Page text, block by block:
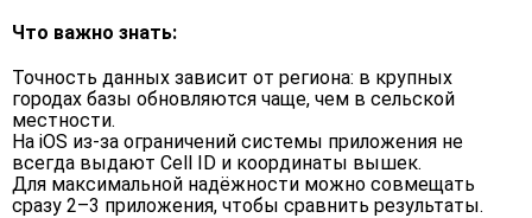
Что важно знать:
Точность данных зависит от региона: в крупных
городах базы обновляются чаще, чем в сельской
местности.
На iOS из-за ограничений системы приложения не
всегда выдают Cell ID и координаты вышек.
Для максимальной надёжности можно совмещать
сразу 2–3 приложения, чтобы сравнить результаты.